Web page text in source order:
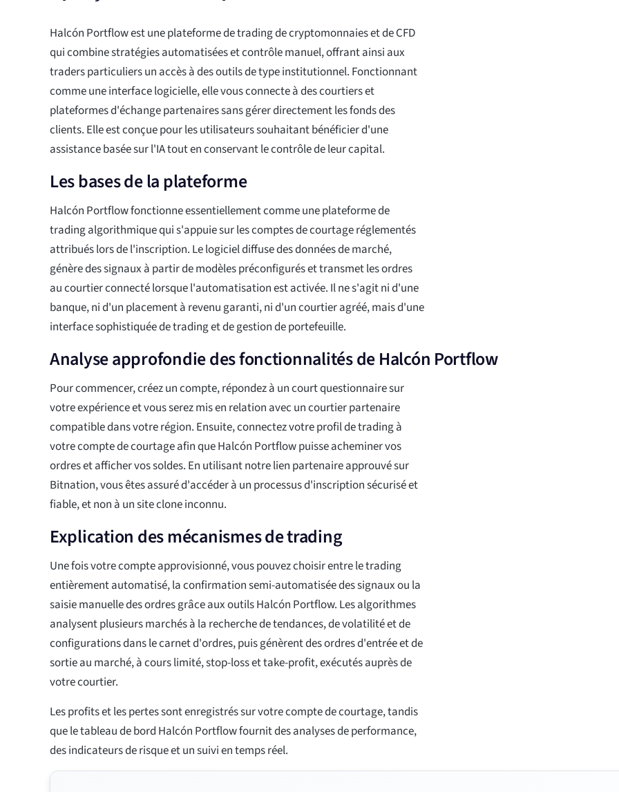
Halcón Portflow est une plateforme de trading de cryptomonnaies et de CFD
qui combine stratégies automatisées et contrôle manuel, offrant ainsi aux
traders particuliers un accès à des outils de type institutionnel. Fonctionnant
comme une interface logicielle, elle vous connecte à des courtiers et
plateformes d'échange partenaires sans gérer directement les fonds des
clients. Elle est conçue pour les utilisateurs souhaitant bénéficier d'une
assistance basée sur l'IA tout en conservant le contrôle de leur capital.
Les bases de la plateforme
Halcón Portflow fonctionne essentiellement comme une plateforme de
trading algorithmique qui s'appuie sur les comptes de courtage réglementés
attribués lors de l'inscription. Le logiciel diffuse des données de marché,
génère des signaux à partir de modèles préconfigurés et transmet les ordres
au courtier connecté lorsque l'automatisation est activée. Il ne s'agit ni d'une
banque, ni d'un placement à revenu garanti, ni d'un courtier agréé, mais d'une
interface sophistiquée de trading et de gestion de portefeuille.
Analyse approfondie des fonctionnalités de Halcón Portflow
Pour commencer, créez un compte, répondez à un court questionnaire sur
votre expérience et vous serez mis en relation avec un courtier partenaire
compatible dans votre région. Ensuite, connectez votre profil de trading à
votre compte de courtage afin que Halcón Portflow puisse acheminer vos
ordres et afficher vos soldes. En utilisant notre lien partenaire approuvé sur
Bitnation, vous êtes assuré d'accéder à un processus d'inscription sécurisé et
fiable, et non à un site clone inconnu.
Explication des mécanismes de trading
Une fois votre compte approvisionné, vous pouvez choisir entre le trading
entièrement automatisé, la confirmation semi-automatisée des signaux ou la
saisie manuelle des ordres grâce aux outils Halcón Portflow. Les algorithmes
analysent plusieurs marchés à la recherche de tendances, de volatilité et de
configurations dans le carnet d'ordres, puis génèrent des ordres d'entrée et de
sortie au marché, à cours limité, stop-loss et take-profit, exécutés auprès de
votre courtier.
Les profits et les pertes sont enregistrés sur votre compte de courtage, tandis
que le tableau de bord Halcón Portflow fournit des analyses de performance,
des indicateurs de risque et un suivi en temps réel.